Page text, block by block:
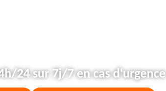
24 sur 7j/7 en cas d'urgence